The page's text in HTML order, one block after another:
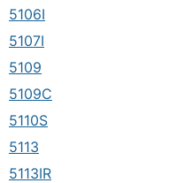
5106I
5107I
5109
5109C
5110S
5113
5113IR